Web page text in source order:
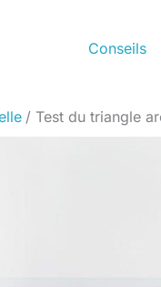
Conseils
Test du triangle